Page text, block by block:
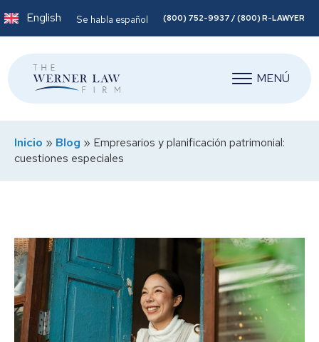
English Se habla español (800) 752-9937 / (800) R-LAWYER
MENÚ
Inicio » Blog » Empresarios y planificación patrimonial:
cuestiones especiales